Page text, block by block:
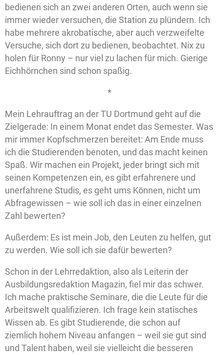
bedienen sich an zwei anderen Orten, auch wenn sie
immer wieder versuchen, die Station zu plündern. Ich
habe mehrere akrobatische, aber auch verzweifelte
Versuche, sich dort zu bedienen, beobachtet. Nix zu
holen für Ronny – nur viel zu lachen für mich. Gierige
Eichhörnchen sind schon spaßig.
*
Mein Lehrauftrag an der TU Dortmund geht auf die
Zielgerade: In einem Monat endet das Semester. Was
mir immer Kopfschmerzen bereitet: Am Ende muss
ich die Studierenden benoten, und das macht keinen
Spaß. Wir machen ein Projekt, jeder bringt sich mit
seinen Kompetenzen ein, es gibt erfahrenere und
unerfahrene Studis, es geht ums Können, nicht um
Abfragewissen – wie soll ich das in einer einzelnen
Zahl bewerten?
Außerdem: Es ist mein Job, den Leuten zu helfen, gut
zu werden. Wie soll ich sie dafür bewerten?
Schon in der Lehrredaktion, also als Leiterin der
Ausbildungsredaktion Magazin, fiel mir das schwer.
Ich mache praktische Seminare, die die Leute für die
Arbeitswelt qualifizieren. Ich frage kein statisches
Wissen ab. Es gibt Studierende, die schon auf
ziemlich hohem Niveau anfangen – weil sie gut sind
und Talent haben, weil sie vielleicht die besseren